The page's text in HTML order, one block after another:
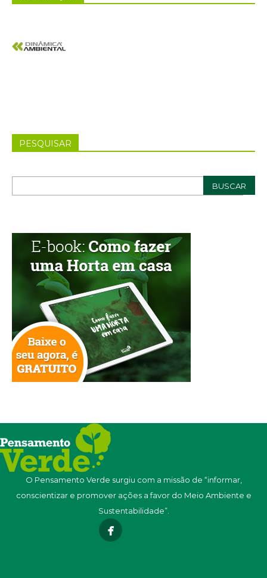
PESQUISAR
O Pensamento Verde surgiu com a missão de “informar,
conscientizar e promover ações a favor do Meio Ambiente e
Sustentabilidade”.